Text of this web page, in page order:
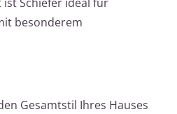
besonderem
Gesamtstil Ihres Hauses